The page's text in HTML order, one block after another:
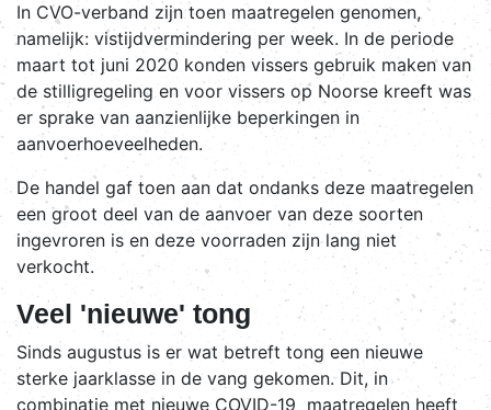
In CVO-verband zijn toen maatregelen genomen,
namelijk: vistijdvermindering per week. In de periode
maart tot juni 2020 konden vissers gebruik maken van
de stilligregeling en voor vissers op Noorse kreeft was
er sprake van aanzienlijke beperkingen in
aanvoerhoeveelheden.
De handel gaf toen aan dat ondanks deze maatregelen
een groot deel van de aanvoer van deze soorten
ingevroren is en deze voorraden zijn lang niet
verkocht.
Veel 'nieuwe' tong
Sinds augustus is er wat betreft tong een nieuwe
sterke jaarklasse in de vang gekomen. Dit, in
combinatie met nieuwe COVID-19 maatregelen heeft